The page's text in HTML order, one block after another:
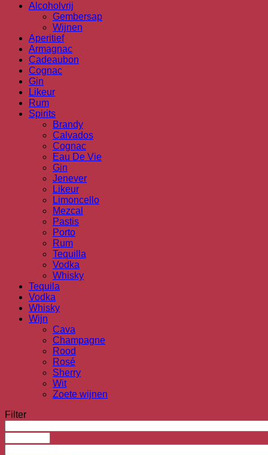
Alcoholvrij
Gembersap
Wijnen
Aperitief
Armagnac
Cadeaubon
Cognac
Gin
Likeur
Rum
Spirits
Brandy
Calvados
Cognac
Eau De Vie
Gin
Jenever
Likeur
Limoncello
Mezcal
Pastis
Porto
Rum
Tequilla
Vodka
Whisky
Tequila
Vodka
Whisky
Wijn
Cava
Champagne
Rood
Rosé
Sherry
Wit
Zoete wijnen
Filter